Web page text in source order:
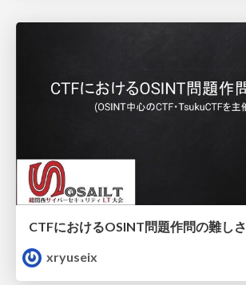
CTFにおけるOSINT問題作問の難しさ
xryuseix